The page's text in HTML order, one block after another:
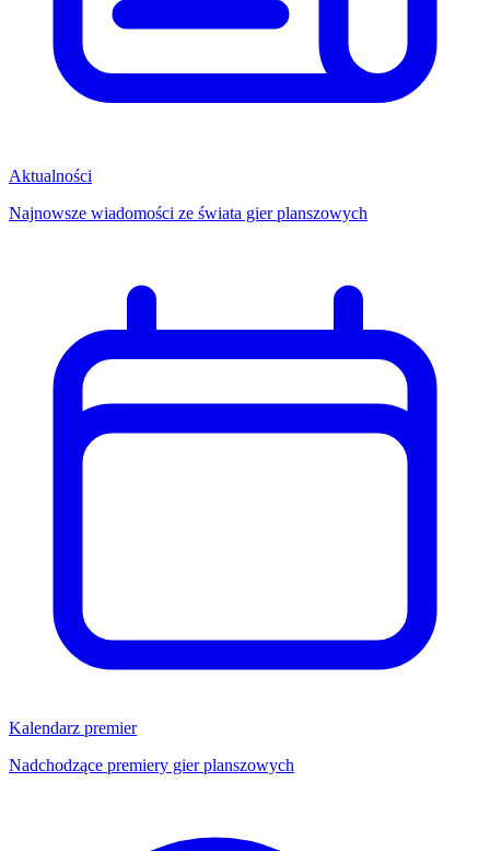
Aktualności
Najnowsze wiadomości ze świata gier planszowych
Kalendarz premier
Nadchodzące premiery gier planszowych